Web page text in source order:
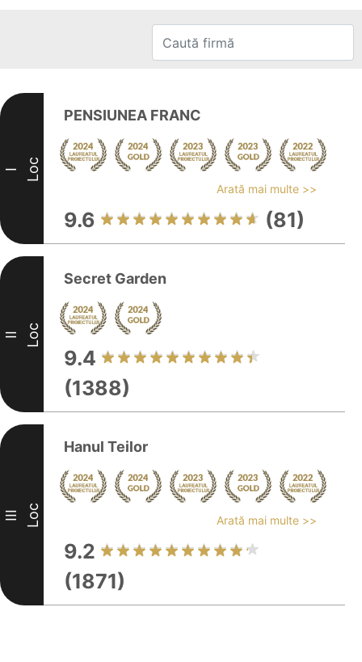
I Loc
PENSIUNEA FRANC
Arată mai multe >>
9.6 (81)
II Loc
Secret Garden
9.4
(1388)
III Loc
Hanul Teilor
Arată mai multe >>
9.2
(1871)